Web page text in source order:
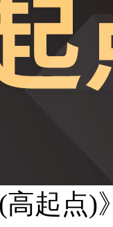
高起点)